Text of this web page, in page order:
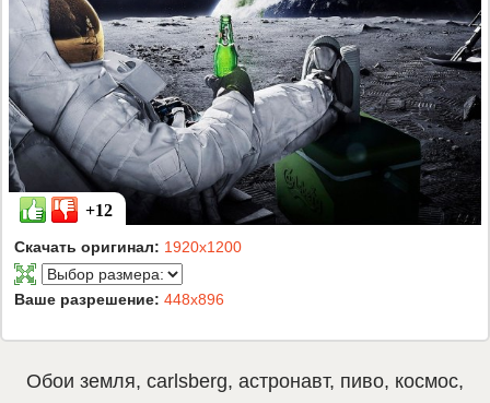
+12
Скачать оригинал: 1920x1200
Ваше разрешение: 448x896
Обои земля, carlsberg, астронавт, пиво, космос,